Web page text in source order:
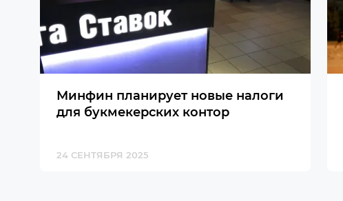
Минфин планирует новые налоги
для букмекерских контор
24 СЕНТЯБРЯ 2025